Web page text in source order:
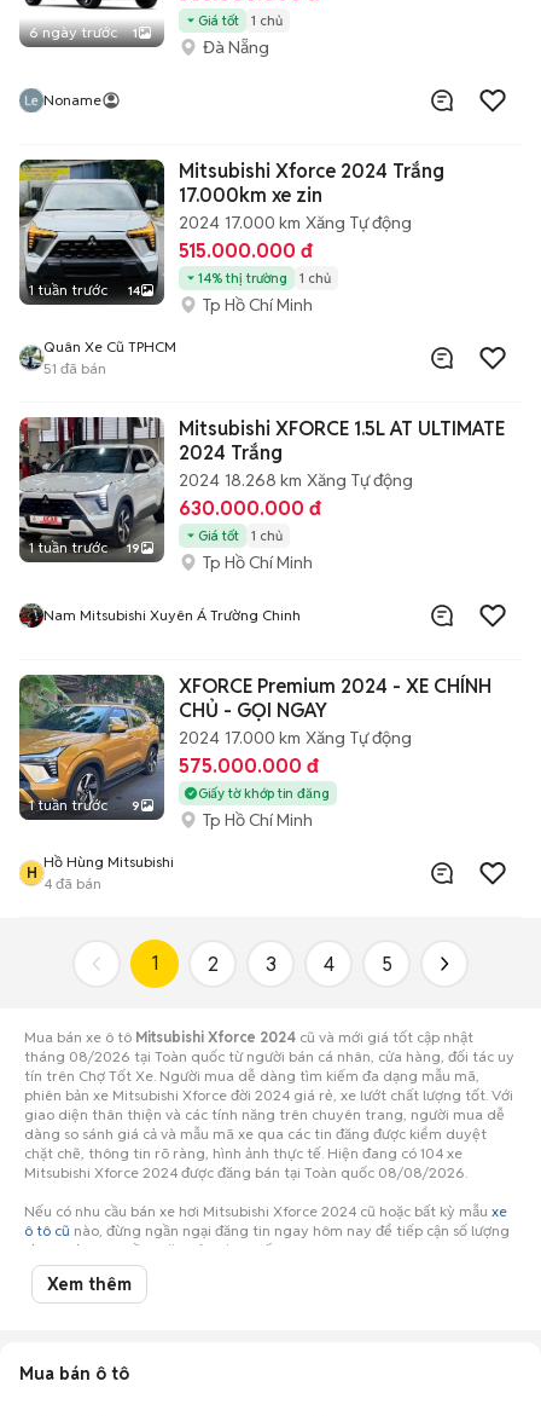
6 ngày trước 1
Giá tốt 1 chủ
Đà Nẵng
Noname
1 tuần trước 14
Mitsubishi Xforce 2024 Trắng
17.000km xe zin
2024 17.000 km Xăng Tự động
515.000.000 đ
14% thị trường 1 chủ
Tp Hồ Chí Minh
Quân Xe Cũ TPHCM
51 đã bán
1 tuần trước 19
Mitsubishi XFORCE 1.5L AT ULTIMATE
2024 Trắng
2024 18.268 km Xăng Tự động
630.000.000 đ
Giá tốt 1 chủ
Tp Hồ Chí Minh
Nam Mitsubishi Xuyên Á Trường Chinh
1 tuần trước 9
XFORCE Premium 2024 - XE CHÍNH
CHỦ - GỌI NGAY
2024 17.000 km Xăng Tự động
575.000.000 đ
Giấy tờ khớp tin đăng
Tp Hồ Chí Minh
H
Hồ Hùng Mitsubishi
4 đã bán
1 2 3 4 5
Mua bán xe ô tô Mitsubishi Xforce 2024 cũ và mới giá tốt cập nhật
tháng 08/2026 tại Toàn quốc từ người bán cá nhân, cửa hàng, đối tác uy
tín trên Chợ Tốt Xe. Người mua dễ dàng tìm kiếm đa dạng mẫu mã,
phiên bản xe Mitsubishi Xforce đời 2024 giá rẻ, xe lướt chất lượng tốt. Với
giao diện thân thiện và các tính năng trên chuyên trang, người mua dễ
dàng so sánh giá cả và mẫu mã xe qua các tin đăng được kiểm duyệt
chặt chẽ, thông tin rõ ràng, hình ảnh thực tế. Hiện đang có 104 xe
Mitsubishi Xforce 2024 được đăng bán tại Toàn quốc 08/08/2026.
Nếu có nhu cầu bán xe hơi Mitsubishi Xforce 2024 cũ hoặc bất kỳ mẫu xe
ô tô cũ nào, đừng ngần ngại đăng tin ngay hôm nay để tiếp cận số lượng
lớn người mua tiềm năng ở Toàn quốc!
Xem thêm
Mua bán ô tô